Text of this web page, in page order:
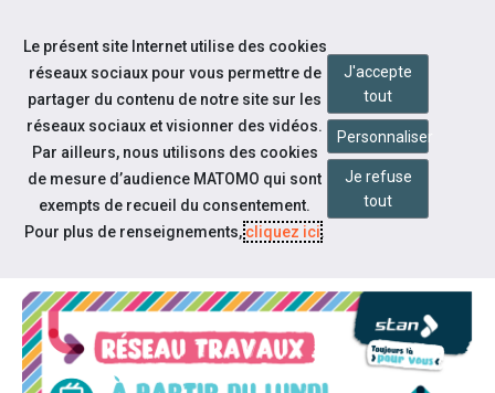
Aller au contenu
Notre actualité
TRAVAUX RÉSEAU STAN
Le présent site Internet utilise des cookies
réseaux sociaux pour vous permettre de
partager du contenu de notre site sur les
réseaux sociaux et visionner des vidéos.
Par ailleurs, nous utilisons des cookies
de mesure d’audience MATOMO qui sont
exempts de recueil du consentement.
Pour plus de renseignements,cliquez ici.
J'accepte
tout
Personnaliser
Je refuse
tout